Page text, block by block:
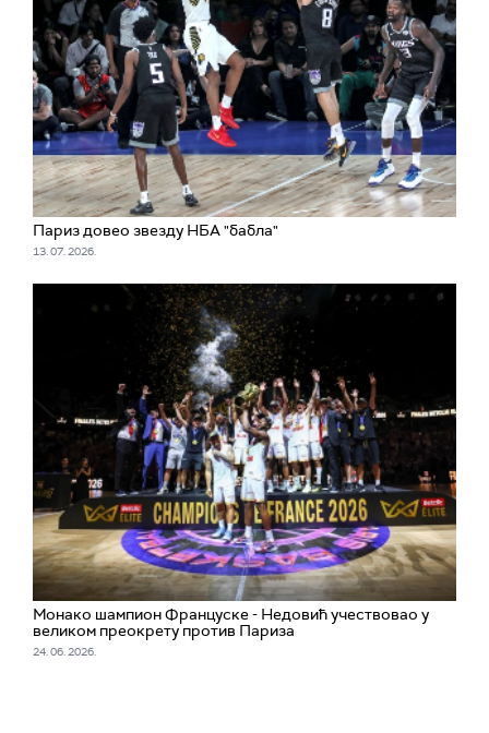
Париз довео звезду НБА "бабла"
13. 07. 2026.
Монако шампион Француске - Недовић учествовао у
великом преокрету против Париза
24. 06. 2026.